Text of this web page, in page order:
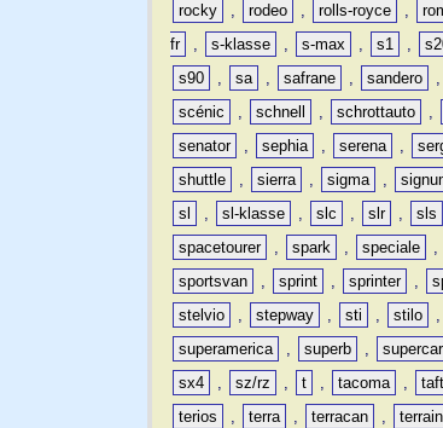
rocky
, rodeo , rolls-royce ,
fr
, s-klasse , s-max , s1 ,
s90
, sa , safrane , sandero ,
scénic
, schnell , schrottauto ,
senator
, sephia , serena ,
shuttle
, sierra , sigma ,
sl
, sl-klasse , slc , slr , sls
spacetourer
, spark , speciale ,
sportsvan
, sprint , sprinter ,
stelvio
, stepway , sti , stilo ,
superamerica
, superb ,
sx4
, sz/rz , t , tacoma , taft
terios
, terra , terracan , terrain